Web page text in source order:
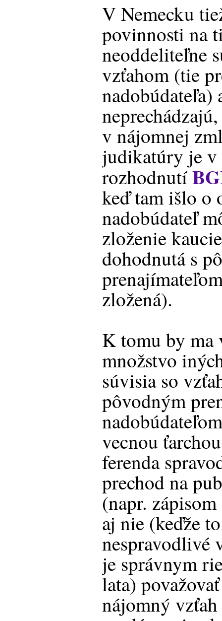
V Nemecku
povinnosti na
neoddeliteľne
vzťahom (tie
nadobúdateľa)
v nájomnej
judikatúry je v
rozhodnutí
keď tam išlo o
nadobúdateľ
zloženie
dohodnutá s
zložená).
K tomu by ma
množstvo
súvisia so
pôvodným
vecnou
ferenda
prechod na
(napr.
aj nie (keďže
nespravodlivé
je správnym
lata)
nájomný